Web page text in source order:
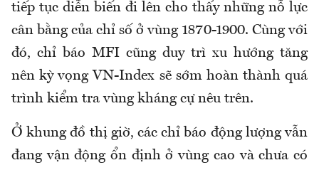
tiếp tục diễn biến đi lên cho thấy những nỗ lực
cân bằng của chỉ số ở vùng 1870-1900. Cùng với
đó, chỉ báo MFI cũng duy trì xu hướng tăng
nên kỳ vọng VN-Index sẽ sớm hoàn thành quá
trình kiểm tra vùng kháng cự nêu trên.
Ở khung đồ thị giờ, các chỉ báo động lượng vẫn
đang vận động ổn định ở vùng cao và chưa có